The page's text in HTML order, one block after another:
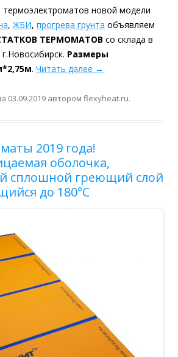
термоэлектроматов новой модели
,ЖБИ, прогрева грунта объявляем
ТЕРМОМАТОВ со склада в
Размеры
. Читать далее →
03.09.2019 автором flexyheat.ru.
2019 года!
оболочка,
сплошной греющий слой
до 180°С